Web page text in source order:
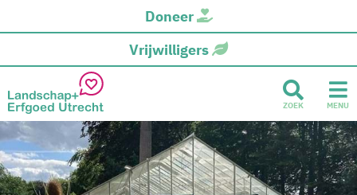
Doneer
Vrijwilligers
ZOEK MENU